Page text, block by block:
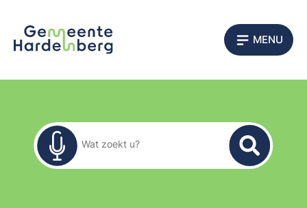
MENU
Zoekformulier
Wat zoekt u?